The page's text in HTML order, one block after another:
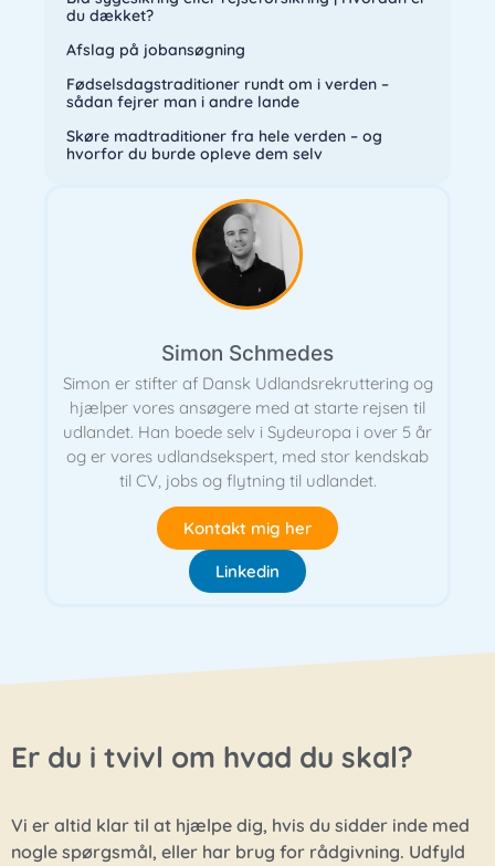
du dækket?
Afslag på jobansøgning
Fødselsdagstraditioner rundt om i verden –
sådan fejrer man i andre lande
Skøre madtraditioner fra hele verden – og
hvorfor du burde opleve dem selv
Simon Schmedes
Simon er stifter af Dansk Udlandsrekruttering og
hjælper vores ansøgere med at starte rejsen til
udlandet. Han boede selv i Sydeuropa i over 5 år
og er vores udlandsekspert, med stor kendskab
til CV, jobs og flytning til udlandet.
Kontakt mig her
Linkedin
Er du i tvivl om hvad du skal?
Vi er altid klar til at hjælpe dig, hvis du sidder inde med
nogle spørgsmål, eller har brug for rådgivning. Udfyld